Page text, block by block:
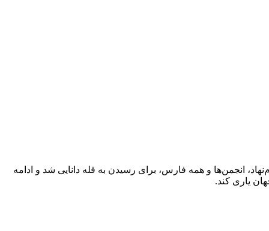
انجمن‌ها و همه فارس، برای رسیدن به قله دانایی شد و ادامه
یاری کند.